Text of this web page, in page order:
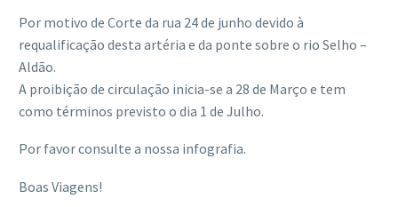
Por motivo de Corte da rua 24 de junho devido à
requalificação desta artéria e da ponte sobre o rio Selho –
Aldão.
A proibição de circulação inicia-se a 28 de Março e tem
como términos previsto o dia 1 de Julho.
Por favor consulte a nossa infografia.
Boas Viagens!